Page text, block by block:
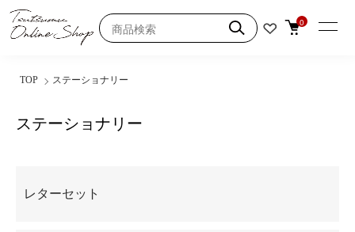
0
TOP ステーショナリー
ステーショナリー
レターセット